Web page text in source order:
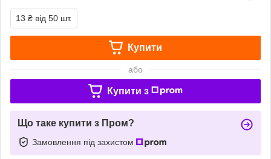
13 ₴ від 50 шт.
Купити
або
Купити з
Що таке купити з Пром?
Замовлення під захистом